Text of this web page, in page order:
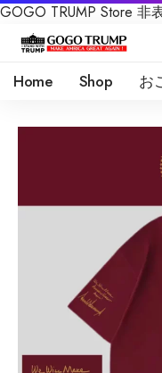
GOGO TRUMP Store 非
Home Shop お